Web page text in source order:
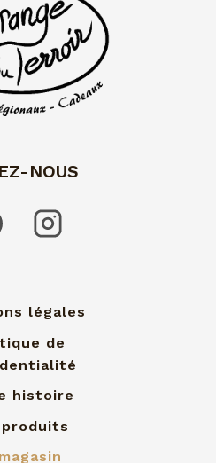
NOUS
légales
de
histoire
produits